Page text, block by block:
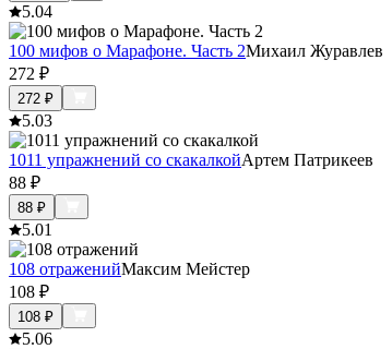
5.04
100 мифов о Марафоне. Часть 2Михаил Журавлев
272 ₽
272 ₽
5.03
1011 упражнений со скакалкойАртем Патрикеев
88 ₽
88 ₽
5.01
108 отраженийМаксим Мейстер
108 ₽
108 ₽
5.06